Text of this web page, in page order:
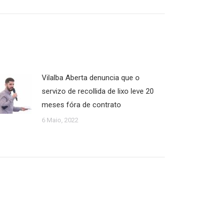
Vilalba Aberta denuncia que o
servizo de recollida de lixo leve 20
meses fóra de contrato
6 Maio, 2022